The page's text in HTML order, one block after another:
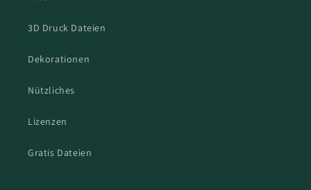
3D Druck Dateien
Dekorationen
Nützliches
Lizenzen
Gratis Dateien